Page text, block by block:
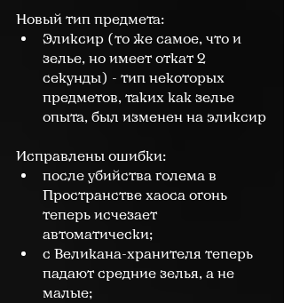
Новый тип предмета:
Эликсир (то же самое, что и
зелье, но имеет откат 2
секунды) - тип некоторых
предметов, таких как зелье
опыта, был изменен на эликсир
Исправлены ошибки:
после убийства голема в
Пространстве хаоса огонь
теперь исчезает
автоматически;
с Великана-хранителя теперь
падают средние зелья, а не
малые;